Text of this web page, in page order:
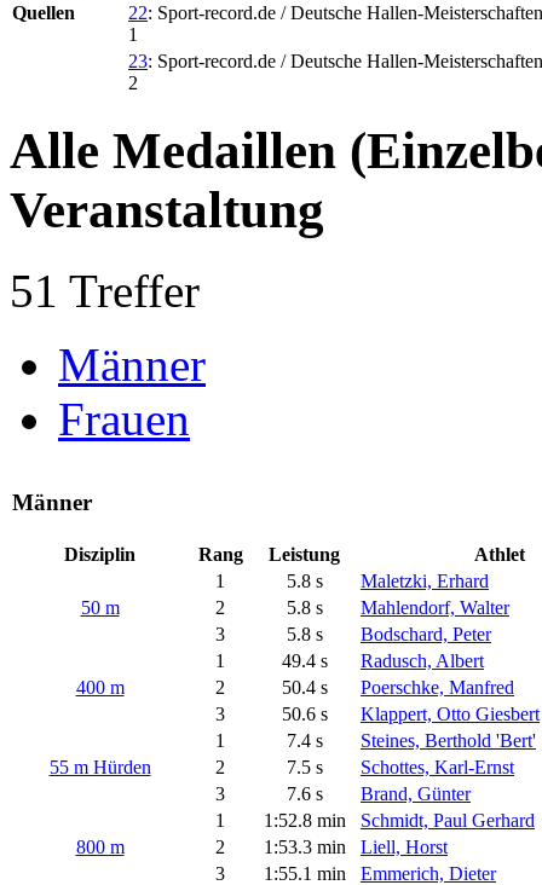
Quellen
22: Sport-record.de / Deutsche Hallen-
1
23: Sport-record.de / Deutsche Hallen-
2
Alle Medaillen
Veranstaltung
51 Treffer
Männer
Frauen
Männer
Disziplin Rang Leistung Athlet
50 m
1 5.8 s
Maletzki, Erhard
2
5.8 s
Mahlendorf, Walter
3
5.8 s Bodschard, Peter
400 m
1 49.4 s
Radusch, Albert
2
50.4 s
Poerschke, Manfred
3
50.6 s Klappert, Otto Giesbert
55 m Hürden
1 7.4 s
Steines, Berthold 'Bert'
2
7.5 s
Schottes, Karl-Ernst
3
7.6 s Brand, Günter
800 m
1 1:52.8 min
Schmidt, Paul Gerhard
2
1:53.3 min
Liell, Horst
3
1:55.1 min Emmerich, Dieter